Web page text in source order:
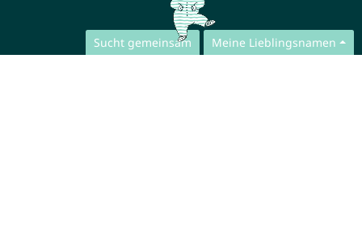
Sucht gemeinsam Meine Lieblingsnamen